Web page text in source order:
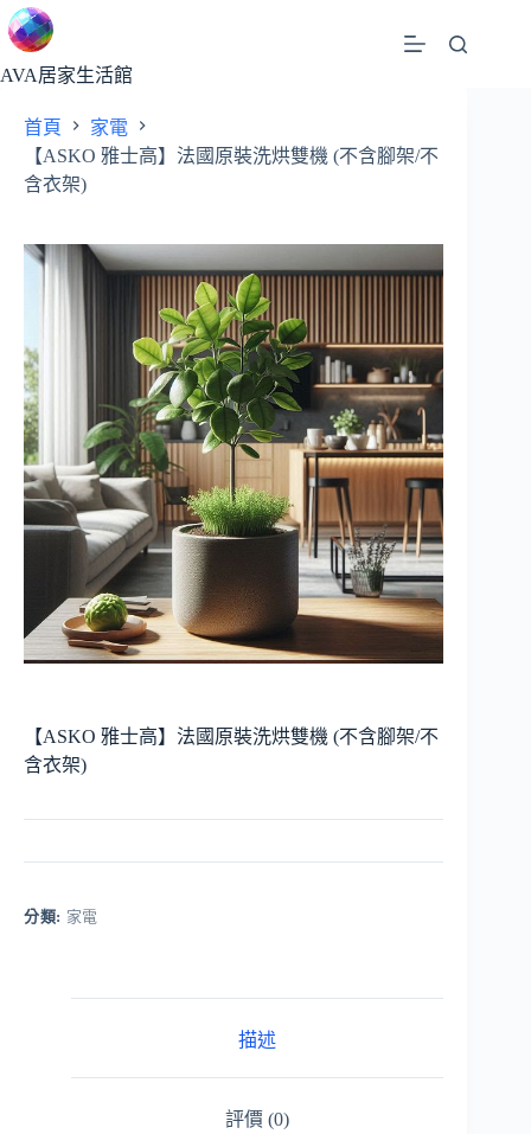
跳
至
主
AVA居家生活館
首頁
家電
【ASKO 雅士高】法國原裝洗烘雙機 (不含腳架/不
含衣架)
【ASKO 雅士高】法國原裝洗烘雙機 (不含腳架/不
含衣架)
分類: 家電
描述
評價 (0)